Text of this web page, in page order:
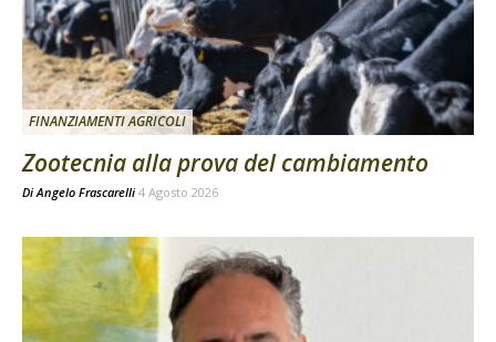
FINANZIAMENTI AGRICOLI
Zootecnia alla prova del cambiamento
DiAngelo Frascarelli 4 Agosto 2026